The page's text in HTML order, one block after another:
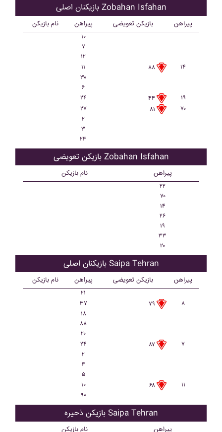
بازیکنان اصلی Zobahan Isfahan
نام بازیکن پیراهن بازیکن تعویضی پیراهن
۱۰
۷
۱۲
۱۱
۸۸
۱۴
۳۰
۶
۲۴
۴۴
۱۹
۲۷
۸۱
۷۰
۲
۳
۲۳
بازیکن تعویضی Zobahan Isfahan
نام بازیکن پیراهن
۲۲
۷۰
۱۴
۲۶
۱۹
۳۳
۲۰
بازیکنان اصلی Saipa Tehran
نام بازیکن پیراهن بازیکن تعویضی پیراهن
۲۱
۳۷
۷۹
۸
۱۸
۸۸
۲۰
۲۴
۸۷
۷
۲
۴
۵
۱۰
۶۸
۱۱
۹۰
بازیکن ذحیره Saipa Tehran
نام بازیکن پیراهن